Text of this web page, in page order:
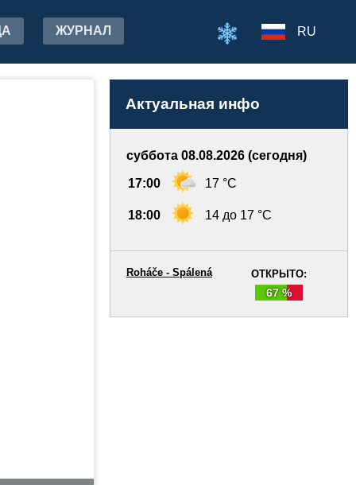
ЖУРНАЛ RU
Актуальная инфо
суббота 08.08.2026 (сегодня)
17:00 17 °C
18:00 14 до 17 °C
ОТКРЫТО:
67 %
Roháče - Spálená